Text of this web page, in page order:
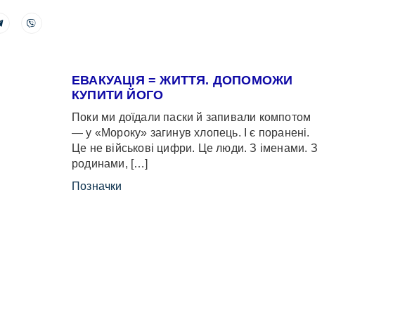
ЕВАКУАЦІЯ = ЖИТТЯ. ДОПОМОЖИ
КУПИТИ ЙОГО
Поки ми доїдали паски й запивали компотом
— у «Мороку» загинув хлопець. І є поранені.
Це не військові цифри. Це люди. З іменами. З
родинами, […]
Позначки